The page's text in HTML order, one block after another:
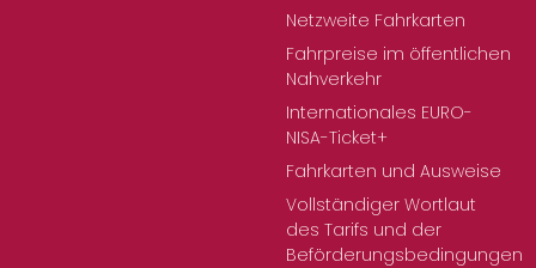
Netzweite Fahrkarten
Fahrpreise im öffentlichen
Nahverkehr
Internationales EURO-
NISA-Ticket+
Fahrkarten und Ausweise
Vollständiger Wortlaut
des Tarifs und der
Beförderungsbedingungen